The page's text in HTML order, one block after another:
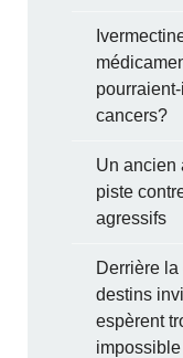
cancers?
Un ancien
piste
agressifs
Derrière
destins
espèrent